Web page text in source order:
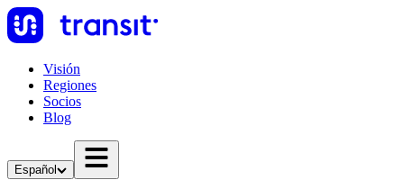
Visión
Regiones
Socios
Blog
Español